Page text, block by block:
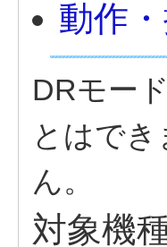
動作
DRモー
とはで
ん。
対象機